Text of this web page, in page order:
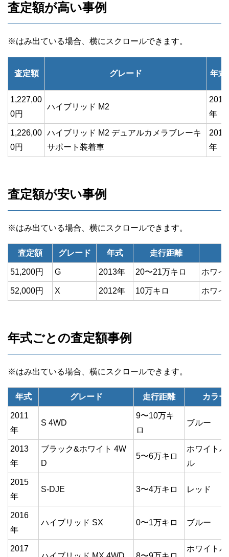
査定額が高い事例
査定額 グレード 年式
1,227,00
0円
ハイブリッド M2
2018
年
1,226,00
0円
ハイブリッド M2 デュアルカメラブレーキ
サポート装着車
2017
年
査定額が安い事例
査定額 グレード 年式 走行距離
51,200円 G 2013年 20〜21万キロ ホワイ
52,000円 X 2012年 10万キロ ホワイ
年式ごとの査定額事例
年式 グレード 走行距離 カラー
2011
年
S 4WD
9〜10万キ
ロ
ブルー
2013
年
ブラック&ホワイト 4W
D
5〜6万キロ
ホワイトパ
ル
2015
年
S-DJE 3〜4万キロ レッド
2016
年
ハイブリッド SX 0〜1万キロ ブルー
2017
ホワイトパ